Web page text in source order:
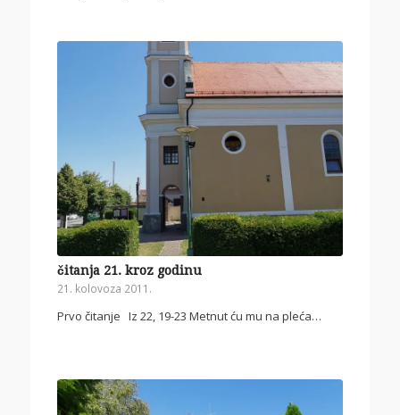
čitanja 21. kroz godinu
21. kolovoza 2011.
Prvo čitanje Iz 22, 19-23 Metnut ću mu na pleća…